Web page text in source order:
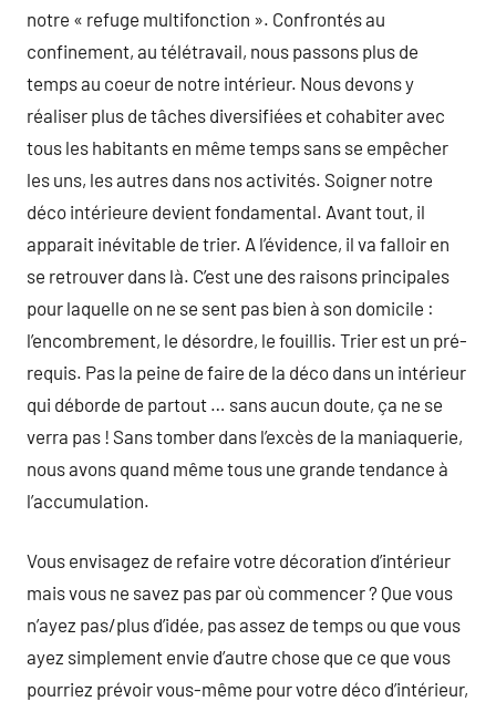
notre « refuge multifonction ». Confrontés au
confinement, au télétravail, nous passons plus de
temps au coeur de notre intérieur. Nous devons y
réaliser plus de tâches diversifiées et cohabiter avec
tous les habitants en même temps sans se empêcher
les uns, les autres dans nos activités. Soigner notre
déco intérieure devient fondamental. Avant tout, il
apparait inévitable de trier. A l’évidence, il va falloir en
se retrouver dans là. C’est une des raisons principales
pour laquelle on ne se sent pas bien à son domicile :
l’encombrement, le désordre, le fouillis. Trier est un pré-
requis. Pas la peine de faire de la déco dans un intérieur
qui déborde de partout … sans aucun doute, ça ne se
verra pas ! Sans tomber dans l’excès de la maniaquerie,
nous avons quand même tous une grande tendance à
l’accumulation.
Vous envisagez de refaire votre décoration d’intérieur
mais vous ne savez pas par où commencer ? Que vous
n’ayez pas/plus d’idée, pas assez de temps ou que vous
ayez simplement envie d’autre chose que ce que vous
pourriez prévoir vous-même pour votre déco d’intérieur,